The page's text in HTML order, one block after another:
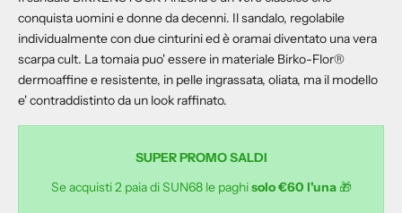
conquista uomini e donne da decenni. Il sandalo, regolabile
individualmente con due cinturini ed è oramai diventato una vera
scarpa cult. La tomaia puo' essere in materiale Birko-Flor®
dermoaffine e resistente, in pelle ingrassata, oliata, ma il modello
e' contraddistinto da un look raffinato.
SUPER PROMO SALDI
Se acquisti 2 paia di SUN68 le paghisolo €60 l'una🎁